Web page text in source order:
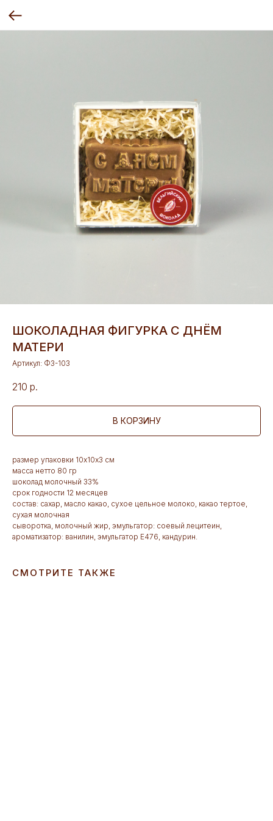
ШОКОЛАДНАЯ ФИГУРКА С ДНЁМ
МАТЕРИ
Артикул: Ф3-103
210 р.
В КОРЗИНУ
размер упаковки 10х10х3 см
масса нетто 80 гр
шоколад молочный 33%
срок годности 12 месяцев
состав: сахар, масло какао, сухое цельное молоко, какао тертое,
сухая молочная
сыворотка, молочный жир, эмульгатор: соевый лецитеин,
ароматизатор: ванилин, эмульгатор Е476, кандурин.
СМОТРИТЕ ТАКЖЕ